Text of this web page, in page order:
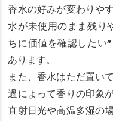
香水の好みが変わりや
水が未使用のまま残り
ちに価値を確認したい
あります。
また、香水はただ置い
過によって香りの印象
直射日光や高温多湿の